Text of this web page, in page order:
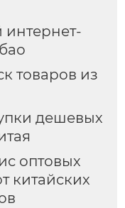
товаров из
дешевых
оптовых
китайских